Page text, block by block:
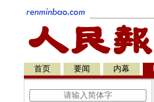
首页 要闻 内幕